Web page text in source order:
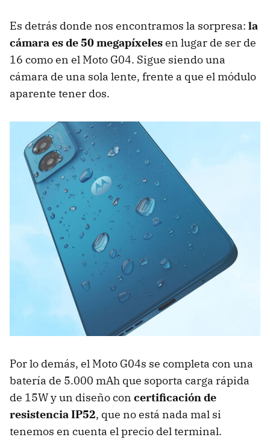
Es detrás donde nos encontramos la sorpresa: la
cámara es de 50 megapíxelesen lugar de ser de
16 como en el Moto G04. Sigue siendo una
cámara de una sola lente, frente a que el módulo
aparente tener dos.
Por lo demás, el Moto G04s se completa con una
batería de 5.000 mAh que soporta carga rápida
de 15W y un diseño con certificación de
resistencia IP52, que no está nada mal si
tenemos en cuenta el precio del terminal.